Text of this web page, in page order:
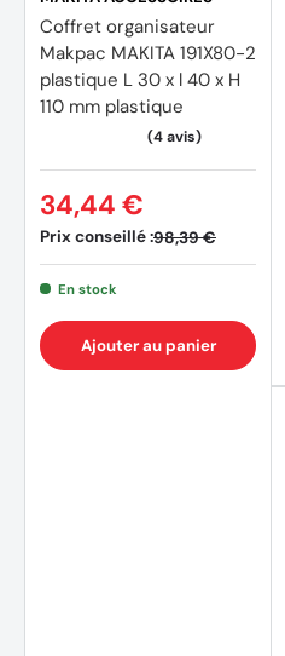
Coffret organisateur
Makpac MAKITA 191X80-2
plastique L 30 x l 40 x H
110 mm plastique
Prix conseillé :98,39 €
34,44 €
En stock
Ajouter au panier